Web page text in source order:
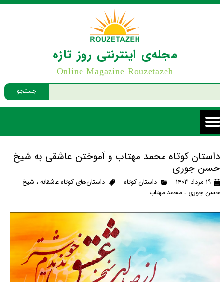
جستجو
مجله‌ی اینترنتی روز تازه
Online Magazine Rouzetazeh
داستان کوتاه محمد مهتاب و آموختن عاشقی به شیخ
حسن جوری
۱۹ مرداد ۱۴۰۳ داستان کوتاه داستان‌های کوتاه عاشقانه، شیخ
حسن جوری ، محمد مهتاب